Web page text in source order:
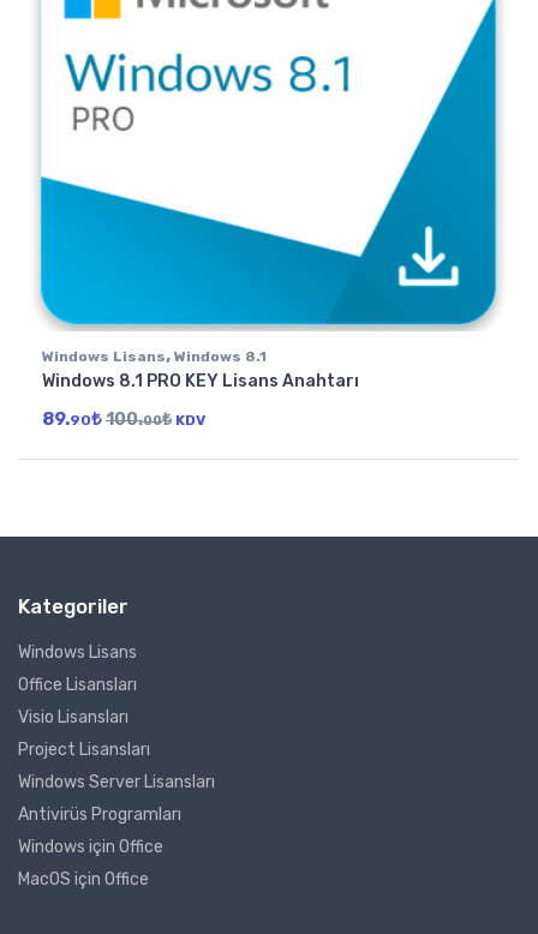
Windows Lisans, Windows 8.1
Windows 8.1 PRO KEY Lisans Anahtarı
89.90₺100.00₺ KDV
Kategoriler
Windows Lisans
Office Lisansları
Visio Lisansları
Project Lisansları
Windows Server Lisansları
Antivirüs Programları
Windows için Office
MacOS için Office